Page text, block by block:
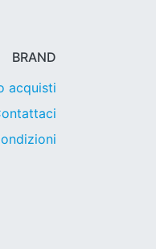
BRAND
acquisti